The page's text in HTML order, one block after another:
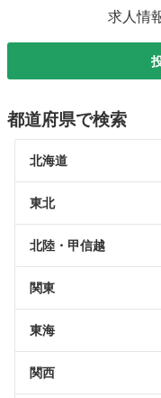
求人情
都道府県で検索
北海道
東北
北陸・甲信越
関東
東海
関西